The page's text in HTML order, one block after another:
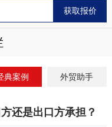
典案例 外贸助手
还是出口方承担？